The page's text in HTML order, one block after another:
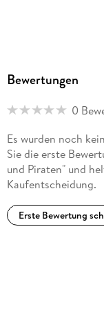
Bewertungen
0
Es wurden noch
Sie die erste
und Piraten" und
Kaufentscheidung.
Erste Bewertung